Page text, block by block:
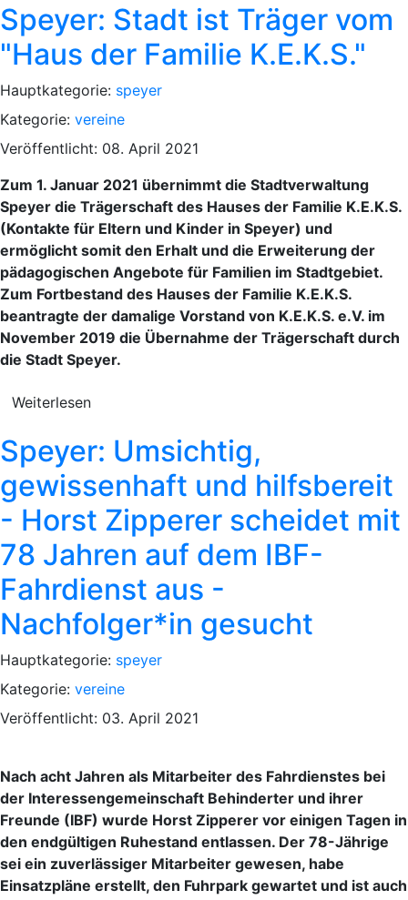
Speyer: Stadt ist Träger vom
"Haus der Familie K.E.K.S."
Hauptkategorie: speyer
Kategorie: vereine
Veröffentlicht: 08. April 2021
Zum 1. Januar 2021 übernimmt die Stadtverwaltung
Speyer die Trägerschaft des Hauses der Familie K.E.K.S.
(Kontakte für Eltern und Kinder in Speyer) und
ermöglicht somit den Erhalt und die Erweiterung der
pädagogischen Angebote für Familien im Stadtgebiet.
Zum Fortbestand des Hauses der Familie K.E.K.S.
beantragte der damalige Vorstand von K.E.K.S. e.V. im
November 2019 die Übernahme der Trägerschaft durch
die Stadt Speyer.
Weiterlesen
Speyer: Umsichtig,
gewissenhaft und hilfsbereit
- Horst Zipperer scheidet mit
78 Jahren auf dem IBF-
Fahrdienst aus -
Nachfolger*in gesucht
Hauptkategorie: speyer
Kategorie: vereine
Veröffentlicht: 03. April 2021
Nach acht Jahren als Mitarbeiter des Fahrdienstes bei
der Interessengemeinschaft Behinderter und ihrer
Freunde (IBF) wurde Horst Zipperer vor einigen Tagen in
den endgültigen Ruhestand entlassen. Der 78-Jährige
sei ein zuverlässiger Mitarbeiter gewesen, habe
Einsatzpläne erstellt, den Fuhrpark gewartet und ist auch